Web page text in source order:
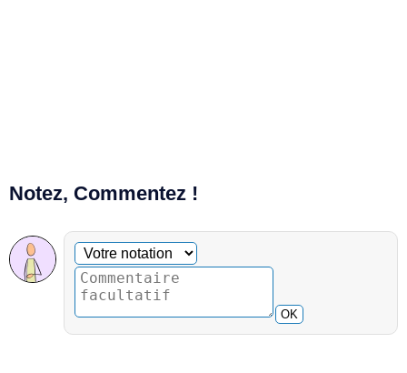
Notez, Commentez !
Commentaire facultatif
Votre notation
OK